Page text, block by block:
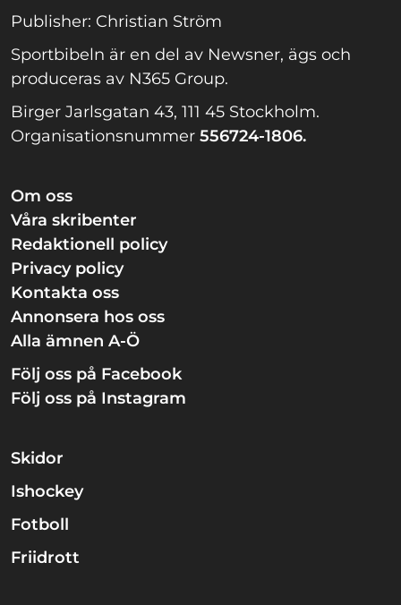
Publisher: Christian Ström
Sportbibeln är en del av Newsner, ägs och
produceras av N365 Group.
Birger Jarlsgatan 43, 111 45 Stockholm.
Organisationsnummer 556724-1806.
Om oss
Våra skribenter
Redaktionell policy
Privacy policy
Kontakta oss
Annonsera hos oss
Alla ämnen A-Ö
Följ oss på Facebook
Följ oss på Instagram
Skidor
Ishockey
Fotboll
Friidrott